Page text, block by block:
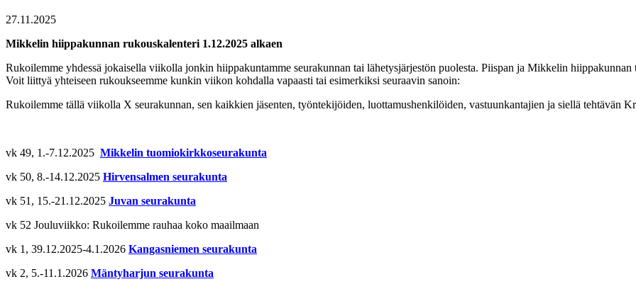
27.11.2025
Mikkelin hiippakunnan rukouskalenteri 1.12.2025 alkaen
Rukoilemme yhdessä jokaisella viikolla jonkin hiippakuntamme seurakunnan tai lähetysjärjestön puolesta. Piispan ja Mikkelin
Voit liittyä yhteiseen rukoukseemme kunkin viikon kohdalla vapaasti tai esimerkiksi seuraavin sanoin:
Rukoilemme tällä viikolla X seurakunnan, sen kaikkien jäsenten, työntekijöiden, luottamushenkilöiden, vastuunkantajien ja siellä tehtävän
vk 49, 1.-7.12.2025 Mikkelin tuomiokirkkoseurakunta
vk 50, 8.-14.12.2025 Hirvensalmen seurakunta
vk 51, 15.-21.12.2025 Juvan seurakunta
vk 52 Jouluviikko: Rukoilemme rauhaa koko maailmaan
vk 1, 39.12.2025-4.1.2026 Kangasniemen seurakunta
vk 2, 5.-11.1.2026 Mäntyharjun seurakunta